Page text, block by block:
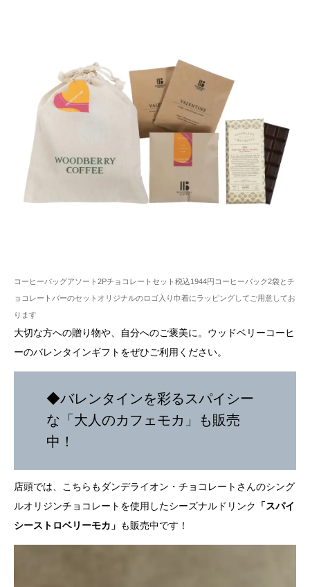
コーヒーバッグアソート2Pチョコレートセット税込1944円コーヒーバック2袋とチ
ョコレートバーのセットオリジナルのロゴ入り巾着にラッピングしてご用意してお
ります
大切な方への贈り物や、自分へのご褒美に。ウッドベリーコーヒ
ーのバレンタインギフトをぜひご利用ください。
◆バレンタインを彩るスパイシー
な「大人のカフェモカ」も販売
中！
店頭では、こちらもダンデライオン・チョコレートさんのシング
ルオリジンチョコレートを使用したシーズナルドリンク
「スパイ
シーストロベリーモカ」 も販売中です！